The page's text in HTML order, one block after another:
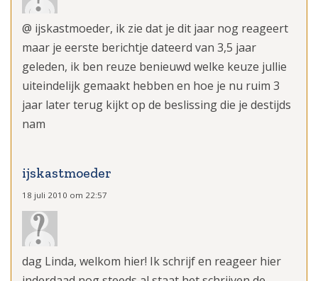
@ ijskastmoeder, ik zie dat je dit jaar nog reageert
maar je eerste berichtje dateerd van 3,5 jaar
geleden, ik ben reuze benieuwd welke keuze jullie
uiteindelijk gemaakt hebben en hoe je nu ruim 3
jaar later terug kijkt op de beslissing die je destijds
nam
ijskastmoeder
18 juli 2010 om 22:57
dag Linda, welkom hier! Ik schrijf en reageer hier